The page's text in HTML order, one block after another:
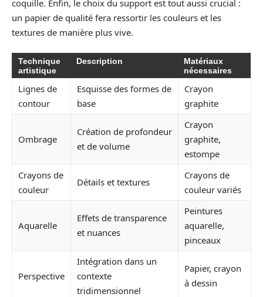
coquille. Enfin, le choix du support est tout aussi crucial :
un papier de qualité fera ressortir les couleurs et les
textures de manière plus vive.
Technique
artistique
Description
Matériaux
nécessaires
Lignes de
contour
Esquisse des formes de
base
Crayon
graphite
Ombrage
Création de profondeur
et de volume
Crayon
graphite,
estompe
Crayons de
couleur
Détails et textures
Crayons de
couleur variés
Aquarelle
Effets de transparence
et nuances
Peintures
aquarelle,
pinceaux
Perspective
Intégration dans un
contexte
tridimensionnel
Papier, crayon
à dessin